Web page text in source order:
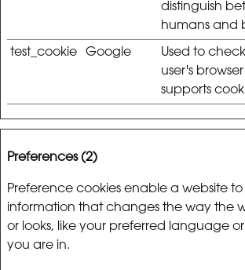
distinguish
humans and
test_cookie Google
Used to
user's browser
supports
Preferences (2)
Preference cookies enable a website
information that changes the way the
or looks, like your preferred language
you are in.